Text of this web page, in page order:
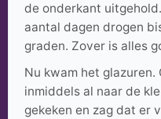
de onderkant
aantal dagen drogen
graden. Zover is alles
Nu kwam het
inmiddels al naar de
gekeken en zag dat er